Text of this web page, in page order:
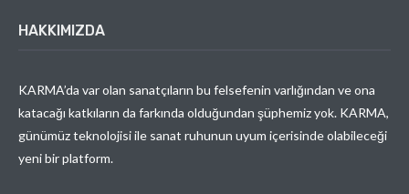
HAKKIMIZDA
KARMA’da var olan sanatçıların bu felsefenin varlığından ve ona
katacağı katkıların da farkında olduğundan şüphemiz yok. KARMA,
günümüz teknolojisi ile sanat ruhunun uyum içerisinde olabileceği
yeni bir platform.